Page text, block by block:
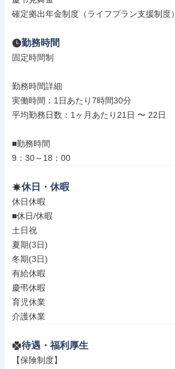
確定拠出年金制度（ライフプラン支援制度）
勤務時間
固定時間制
勤務時間詳細
実働時間：1日あたり7時間30分
平均勤務日数：1ヶ月あたり21日 〜 22日
■勤務時間
9：30～18：00
休日・休暇
休日休暇
■休日/休暇
土日祝
夏期(3日)
冬期(3日)
有給休暇
慶弔休暇
育児休業
介護休業
待遇・福利厚生
【保険制度】